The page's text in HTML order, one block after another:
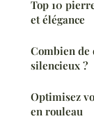
Top 10
et élégance
Combien
silencieux ?
Optimisez
en rouleau